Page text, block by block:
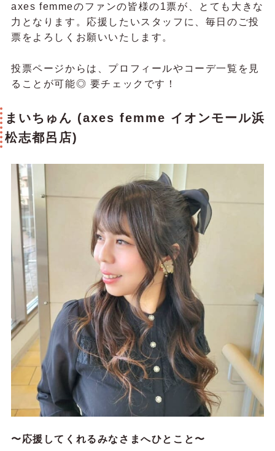
axes femmeのファンの皆様の1票が、とても大きな
力となります。応援したいスタッフに、毎日のご投
票をよろしくお願いいたします。
投票ページからは、プロフィールやコーデ一覧を見
ることが可能◎ 要チェックです！
まいちゅん (axes femme イオンモール浜
松志都呂店)
〜応援してくれるみなさまへひとこと〜